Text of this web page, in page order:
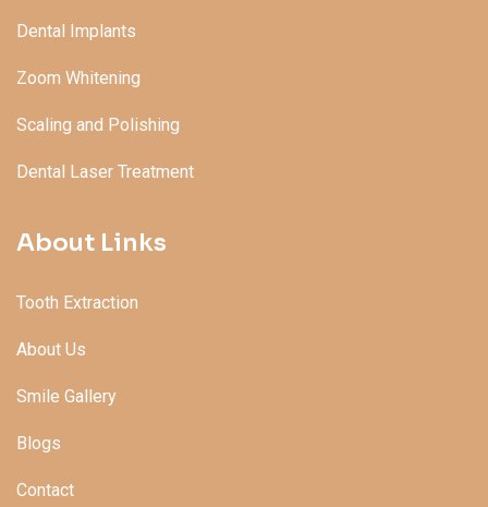
Dental Implants
Zoom Whitening
Scaling and Polishing
Dental Laser Treatment
About Links
Tooth Extraction
About Us
Smile Gallery
Blogs
Contact